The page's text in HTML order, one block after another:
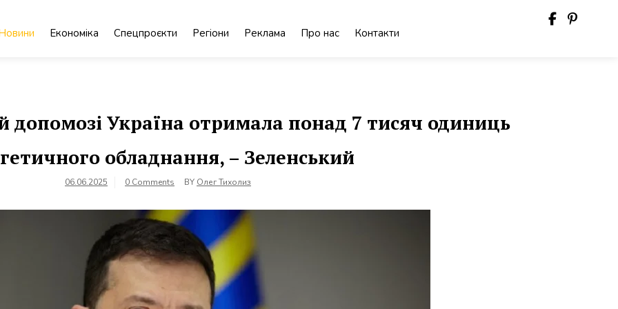
Економіка Спецпроєкти Регіони Реклама Про нас Контакти
допомозі Україна отримала понад 7 тисяч одиниць
обладнання, – Зеленський
06.06.2025 0 Comments BY Олег Тихолиз